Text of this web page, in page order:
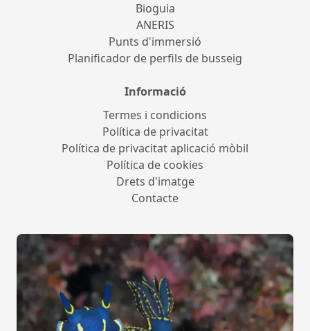
Bioguia
ANERIS
Punts d'immersió
Planificador de perfils de busseig
Informació
Termes i condicions
Política de privacitat
Política de privacitat aplicació mòbil
Política de cookies
Drets d'imatge
Contacte